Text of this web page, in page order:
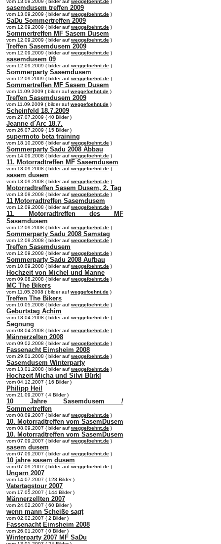
vom 13.09.2009 ( bilder auf weggefoehnt.de )
sasemdusem treffen 2009
vom 13.09.2009 ( bilder auf weggefoehnt.de )
SaDu Sommertreffen 2009
vom 12.09.2009 ( bilder auf weggefoehnt.de )
Sommertreffen MF Sasem Dusem
vom 12.09.2009 ( bilder auf weggefoehnt.de )
Treffen Sasemdusem 2009
vom 12.09.2009 ( bilder auf weggefoehnt.de )
sasemdusem 09
vom 12.09.2009 ( bilder auf weggefoehnt.de )
Sommerparty Sasemdusem
vom 12.09.2009 ( bilder auf weggefoehnt.de )
Sommertreffen MF Sasem Dusem
vom 11.09.2009 ( bilder auf weggefoehnt.de )
Treffen Sasemdusem 2009
vom 11.09.2009 ( bilder auf weggefoehnt.de )
Scheinfeld 18.7.2009
vom 27.07.2009 ( 40 Bilder )
Jeanne d´Arc 18.7.
vom 26.07.2009 ( 15 Bilder )
supermoto beta training
vom 18.10.2008 ( bilder auf weggefoehnt.de )
Sommerparty Sadu 2008 Abbau
vom 14.09.2008 ( bilder auf weggefoehnt.de )
11. Motorradtreffen MF Sasemdusem
vom 13.09.2008 ( bilder auf weggefoehnt.de )
sasem dusem
vom 13.09.2008 ( bilder auf weggefoehnt.de )
Motorradtreffen Sasem Dusem, 2. Tag
vom 13.09.2008 ( bilder auf weggefoehnt.de )
11 Motorradtreffen Sasemdusem
vom 12.09.2008 ( bilder auf weggefoehnt.de )
11. Motorradtreffen des MF
Sasemdusem
vom 12.09.2008 ( bilder auf weggefoehnt.de )
Sommerparty Sadu 2008 Samstag
vom 12.09.2008 ( bilder auf weggefoehnt.de )
Treffen Sasemdusem
vom 12.09.2008 ( bilder auf weggefoehnt.de )
Sommerparty Sadu 2008 Aufbau
vom 10.09.2008 ( bilder auf weggefoehnt.de )
Hochzeit von Michel und Manne
vom 09.08.2008 ( bilder auf weggefoehnt.de )
MC The Bikers
vom 11.05.2008 ( bilder auf weggefoehnt.de )
Treffen The Bikers
vom 10.05.2008 ( bilder auf weggefoehnt.de )
Geburtstag Achim
vom 18.04.2008 ( bilder auf weggefoehnt.de )
Segnung
vom 08.04.2008 ( bilder auf weggefoehnt.de )
Männerzelten 2008
vom 09.02.2008 ( bilder auf weggefoehnt.de )
Fassenacht Eimsheim 2008
vom 29.01.2008 ( bilder auf weggefoehnt.de )
Sasemdusem Winterparty
vom 13.01.2008 ( bilder auf weggefoehnt.de )
Hochzeit Micha und Silvi Bürkl
vom 04.12.2007 ( 16 Bilder )
Philipp Heil
vom 21.09.2007 ( 4 Bilder )
10 Jahre Sasemdusem /
Sommertreffen
vom 08.09.2007 ( bilder auf weggefoehnt.de )
10. Motorradtreffen vom SasemDusem
vom 08.09.2007 ( bilder auf weggefoehnt.de )
10. Motorradtreffen vom SasemDusem
vom 07.09.2007 ( bilder auf weggefoehnt.de )
sasem dusem
vom 07.09.2007 ( bilder auf weggefoehnt.de )
10 jahre sasem dusem
vom 07.09.2007 ( bilder auf weggefoehnt.de )
Ungarn 2007
vom 14.07.2007 ( 128 Bilder )
Vatertagstour 2007
vom 17.05.2007 ( 144 Bilder )
Männerzellten 2007
vom 24.02.2007 ( 60 Bilder )
wenn mann Scheiße sagt
vom 02.02.2007 ( 2 Bilder )
Fassenacht Eimsheim 2008
vom 26.01.2007 ( 0 Bilder )
Winterparty 2007 MF SaDu